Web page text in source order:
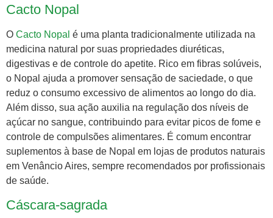
Cacto Nopal
O Cacto Nopal é uma planta tradicionalmente utilizada na
medicina natural por suas propriedades diuréticas,
digestivas e de controle do apetite. Rico em fibras solúveis,
o Nopal ajuda a promover sensação de saciedade, o que
reduz o consumo excessivo de alimentos ao longo do dia.
Além disso, sua ação auxilia na regulação dos níveis de
açúcar no sangue, contribuindo para evitar picos de fome e
controle de compulsões alimentares. É comum encontrar
suplementos à base de Nopal em lojas de produtos naturais
em Venâncio Aires, sempre recomendados por profissionais
de saúde.
Cáscara-sagrada